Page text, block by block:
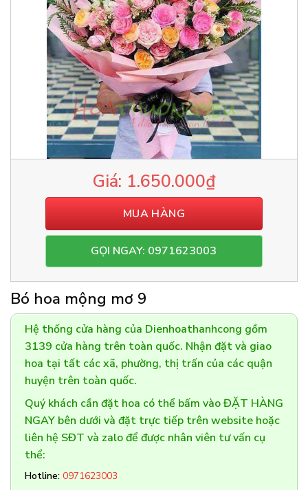
1.650.000₫
MUA HÀNG
GỌI NGAY: 0971623003
Bó hoa mộng mơ 9
Hệ thống cửa hàng của Dienhoathanhcong gồm
3139 cửa hàng trên toàn quốc. Nhận đặt và giao
hoa tại tất các xã, phường, thị trấn của các quận
huyện trên toàn quốc.
Quý khách cần đặt hoa có thể bấm vào ĐẶT HÀNG
NGAY bên dưới và đặt trực tiếp trên website hoặc
liên hệ SĐT và zalo để được nhân viên tư vấn cụ
thể:
Hotline: 0971623003